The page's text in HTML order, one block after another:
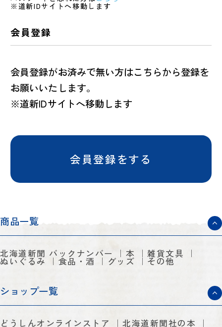
※道新IDサイトへ移動します
会員登録
会員登録がお済みで無い方はこちらから登録を
お願いいたします。
※道新IDサイトへ移動します
会員登録をする
商品一覧
北海道新聞 バックナンバー 本 雑貨文具
ぬいぐるみ 食品・酒 グッズ その他
ショップ一覧
どうしんオンラインストア 北海道新聞社の本